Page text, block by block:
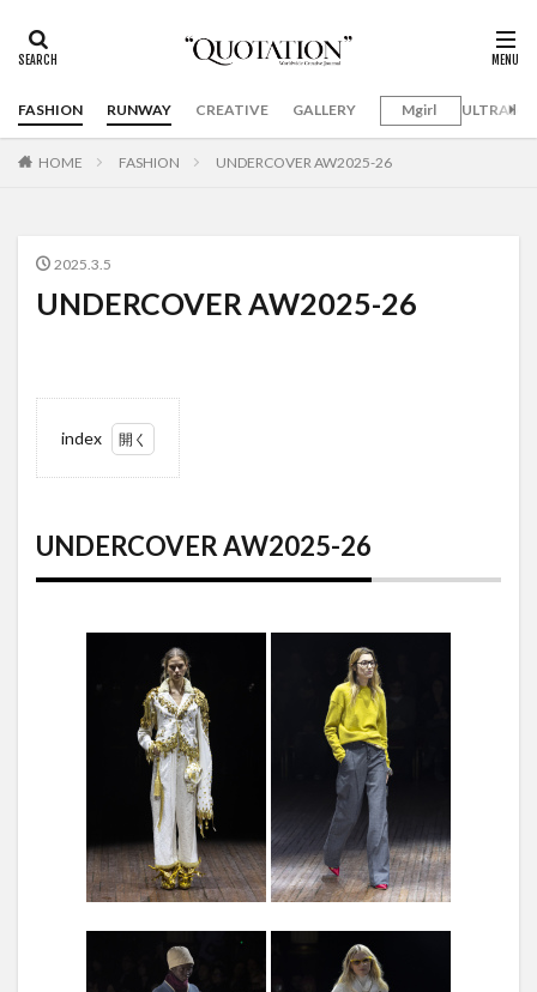
FASHION RUNWAY CREATIVE GALLERY Mgirl
HOME FASHION UNDERCOVER AW2025-26
2025.3.5
UNDERCOVER AW2025-26
index
1
UNDERCOVER AW2025-26